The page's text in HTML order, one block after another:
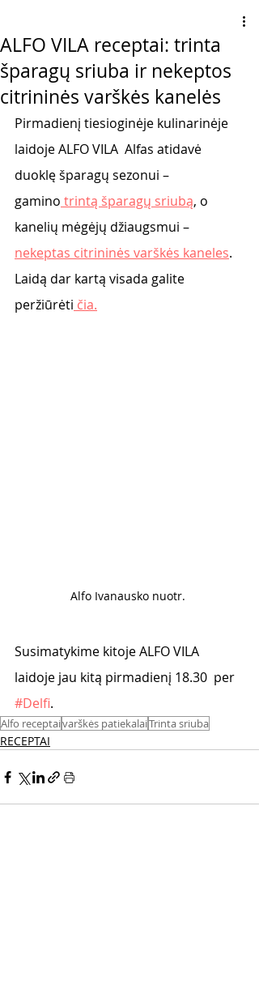
ALFO VILA receptai: trinta
šparagų sriuba ir nekeptos
citrininės varškės kanelės
Pirmadienį tiesioginėje kulinarinėje
laidoje ALFO VILA  Alfas atidavė
duoklę šparagų sezonui –
gamino trintą šparagų sriubą, o
kanelių mėgėjų džiaugsmui –
nekeptas citrininės varškės kaneles.
Laidą dar kartą visada galite
peržiūrėti čia.
Alfo Ivanausko nuotr.
Susimatykime kitoje ALFO VILA
laidoje jau kitą pirmadienį 18.30  per
#Delfi.
Alfo receptaivarškės patiekalaiTrinta sriuba
RECEPTAI